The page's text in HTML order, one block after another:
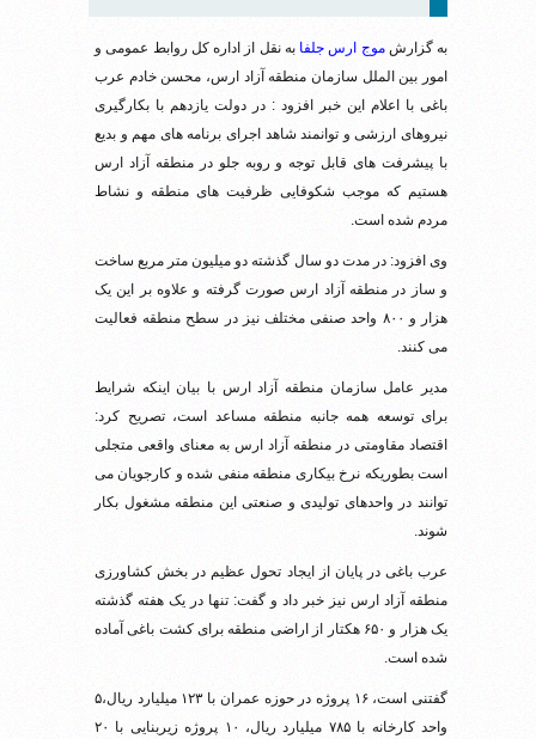
به گزارشموج ارس جلفا به نقل از اداره کل روابط عمومی و
امور بین الملل سازمان منطقه آزاد ارس، محسن خادم عرب
باغی با اعلام این خبر افزود : در دولت یازدهم با بکارگیری
نیروهای ارزشی و توانمند شاهد اجرای برنامه های مهم و بدیع
با پیشرفت های قابل توجه و روبه جلو در منطقه آزاد ارس
هستیم که موجب شکوفایی ظرفیت های منطقه و نشاط
مردم شده است.
وی افزود: در مدت دو سال گذشته دو میلیون متر مربع ساخت
و ساز در منطقه آزاد ارس صورت گرفته و علاوه بر این یک
هزار و ۸۰۰ واحد صنفی مختلف نیز در سطح منطقه فعالیت
می کنند.
مدیر عامل سازمان منطقه آزاد ارس با بیان اینکه شرایط
برای توسعه همه جانبه منطقه مساعد است، تصریح کرد:
اقتصاد مقاومتی در منطقه آزاد ارس به معنای واقعی متجلی
است بطوریکه نرخ بیکاری منطقه منفی شده و کارجویان می
توانند در واحدهای تولیدی و صنعتی این منطقه مشغول بکار
شوند.
عرب باغی در پایان از ایجاد تحول عظیم در بخش کشاورزی
منطقه آزاد ارس نیز خبر داد و گفت: تنها در یک هفته گذشته
یک هزار و ۶۵۰ هکتار از اراضی منطقه برای کشت باغی آماده
شده است.
گفتنی است، ۱۶ پروژه در حوزه عمران با ۱۲۳ میلیارد ریال،۵
واحد کارخانه با ۷۸۵ میلیارد ریال، ۱۰ پروژه زیربنایی با ۲۰